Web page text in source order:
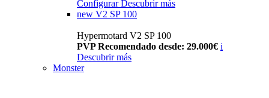
Configurar Descubrir más
new V2 SP 100
Hypermotard V2 SP 100
PVP Recomendado desde: 29.000€ i
Descubrir más
Monster